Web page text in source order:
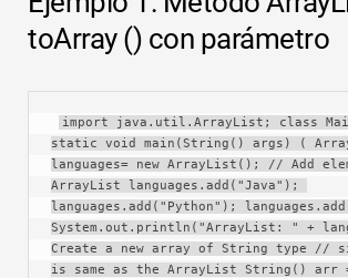
toArray () con parámetro
import java.util.ArrayList; class
static void main(String() args) (
languages= new ArrayList(); // Add
ArrayList languages.add("Java");
languages.add("Python");
System.out.println("ArrayList: " +
Create a new array of String type //
is same as the ArrayList String() arr